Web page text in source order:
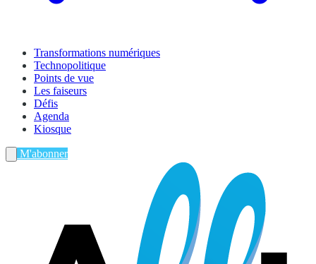
Transformations numériques
Technopolitique
Points de vue
Les faiseurs
Défis
Agenda
Kiosque
M'abonner